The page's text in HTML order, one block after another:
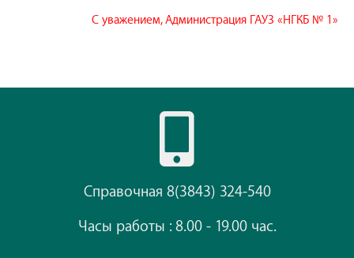
С уважением, Администрация ГАУЗ «НГКБ № 1»
Справочная 8(3843) 324-540
Часы работы : 8.00 - 19.00 час.